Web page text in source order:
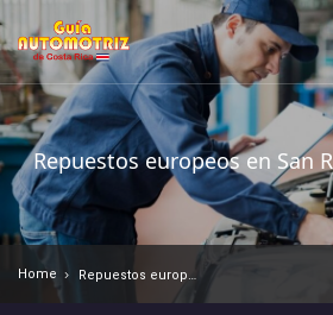
Repuestos europeos en San
Home